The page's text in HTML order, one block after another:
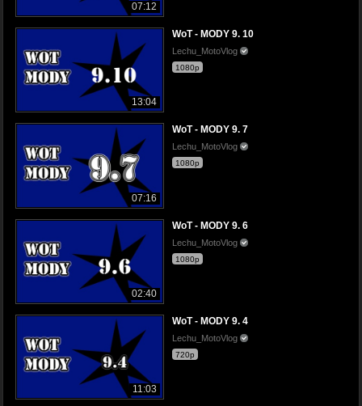
07:12
13:04
WoT - MODY 9. 10
Lechu_MotoVlog
1080p
07:16
WoT - MODY 9. 7
Lechu_MotoVlog
1080p
02:40
WoT - MODY 9. 6
Lechu_MotoVlog
1080p
11:03
WoT - MODY 9. 4
Lechu_MotoVlog
720p